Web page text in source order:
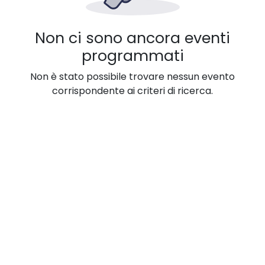
Non ci sono ancora eventi
programmati
Non è stato possibile trovare nessun evento
corrispondente ai criteri di ricerca.